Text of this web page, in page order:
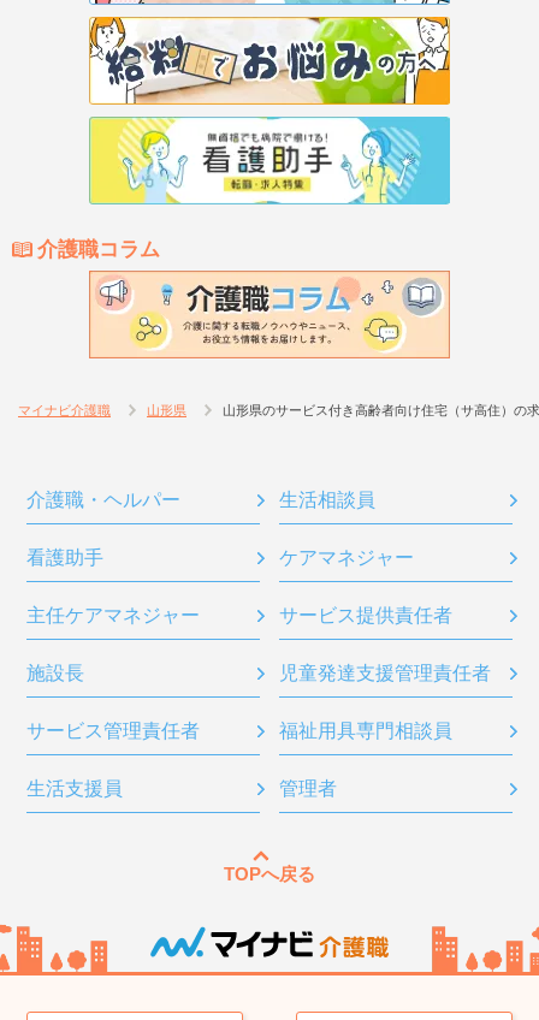
介護職コラム
マイナビ介護職 山形県 山形県のサービス付き高齢者向け住宅（サ高住）の
介護職・ヘルパー 生活相談員
看護助手 ケアマネジャー
主任ケアマネジャー サービス提供責任者
施設長 児童発達支援管理責任者
サービス管理責任者 福祉用具専門相談員
生活支援員 管理者
TOPへ戻る